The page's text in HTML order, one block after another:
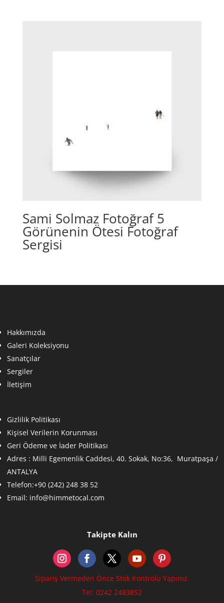
Sami Solmaz Fotoğraf 5
Görünenin Ötesi Fotoğraf
Sergisi
Hakkımızda
Galeri Koleksiyonu
Sanatçılar
Sergiler
İletişim
Gizlilik Politikası
Kişisel Verilerin Korunması
Geri Ödeme ve İader Politikası
Adres : Milli Egemenlik Caddesi, 40. Sokak, No:36, Muratpaşa /
ANTALYA
Telefon:+90 (242) 248 38 52
Email: info@himmetocal.com
Takipte Kalın
Sipariş Vermeden Önce Stok Kontrolu Yapınız.
Tel: 0242 2483852